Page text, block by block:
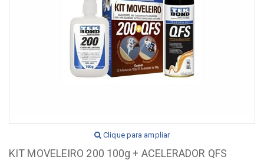
Clique para ampliar
KIT MOVELEIRO 200 100g + ACELERADOR QFS